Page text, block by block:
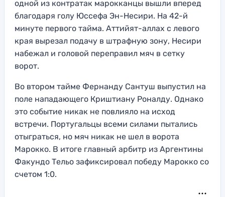
одной из контратак марокканцы вышли вперед
благодаря голу Юссефа Эн-Несири. На 42-й
минуте первого тайма. Аттийят-аллах с левого
края вырезал подачу в штрафную зону, Несири
набежал и головой переправил мяч в сетку
ворот.
Во втором тайме Фернанду Сантуш выпустил на
поле нападающего Криштиану Роналду. Однако
это событие никак не повлияло на исход
встречи. Португальцы всеми силами пытались
отыграться, но мяч никак не шел в ворота
Марокко. В итоге главный арбитр из Аргентины
Факундо Тельо зафиксировал победу Марокко со
счетом 1:0.